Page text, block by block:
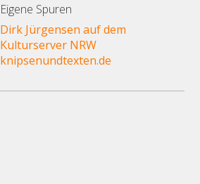
Eigene Spuren
Dirk Jürgensen auf dem
Kulturserver NRW
knipsenundtexten.de